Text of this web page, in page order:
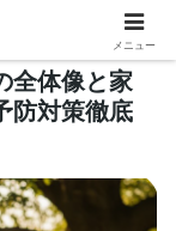
全体像と家
防対策徹底
メニュー